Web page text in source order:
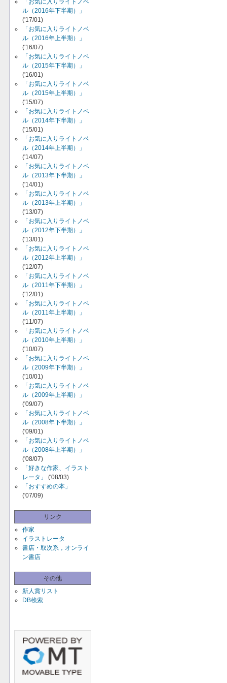
「お気に入りライトノベ
ル（2016年下半期）」
('17/01)
「お気に入りライトノベ
ル（2016年上半期）」
('16/07)
「お気に入りライトノベ
ル（2015年下半期）」
('16/01)
「お気に入りライトノベ
ル（2015年上半期）」
('15/07)
「お気に入りライトノベ
ル（2014年下半期）」
('15/01)
「お気に入りライトノベ
ル（2014年上半期）」
('14/07)
「お気に入りライトノベ
ル（2013年下半期）」
('14/01)
「お気に入りライトノベ
ル（2013年上半期）」
('13/07)
「お気に入りライトノベ
ル（2012年下半期）」
('13/01)
「お気に入りライトノベ
ル（2012年上半期）」
('12/07)
「お気に入りライトノベ
ル（2011年下半期）」
('12/01)
「お気に入りライトノベ
ル（2011年上半期）」
('11/07)
「お気に入りライトノベ
ル（2010年上半期）」
('10/07)
「お気に入りライトノベ
ル（2009年下半期）」
('10/01)
「お気に入りライトノベ
ル（2009年上半期）」
('09/07)
「お気に入りライトノベ
ル（2008年下半期）」
('09/01)
「お気に入りライトノベ
ル（2008年上半期）」
('08/07)
「好きな作家、イラスト
レータ」
('08/03)
「おすすめの本」
('07/09)
リンク
作家
イラストレータ
書店・取次系，オンライ
ン書店
その他
新人賞リスト
DB検索